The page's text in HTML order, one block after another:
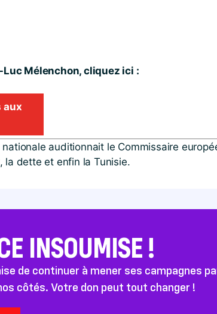
Luc Mélenchon, cliquez ici :
aux
auditionnait le Commissaire
la dette et enfin la Tunisie.
INSOUMISE !
de continuer à mener ses campagnes
côtés. Votre don peut tout changer !